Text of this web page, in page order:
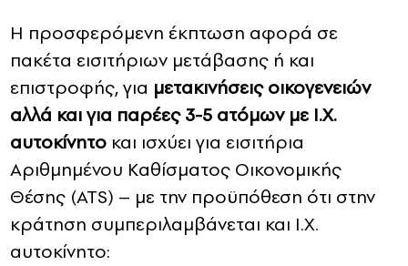
H προσφερόμενη έκπτωση αφορά σε
πακέτα εισιτήριων μετάβασης ή και
επιστροφής, για μετακινήσεις οικογενειών
αλλά και για παρέες 3-5 ατόμων με Ι.Χ.
αυτοκίνητο και ισχύει για εισιτήρια
Αριθμημένου Καθίσματος Οικονομικής
Θέσης (ATS) – με την προϋπόθεση ότι στην
κράτηση συμπεριλαμβάνεται και Ι.Χ.
αυτοκίνητο: